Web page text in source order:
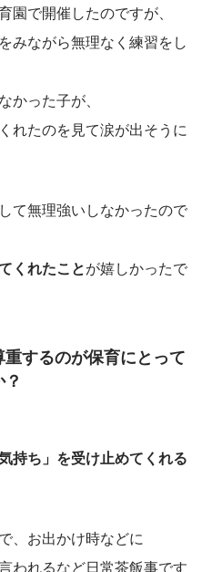
で開催したのですが、
みながら無理なく練習をし
かった子が、
れたのを見て涙が出そうに
て無理強いしなかったので
くれたことが嬉しかったで
するのが保育にとって
持ち」を受け止めてくれる
、お出かけ時などに
われるなど日常茶飯事です